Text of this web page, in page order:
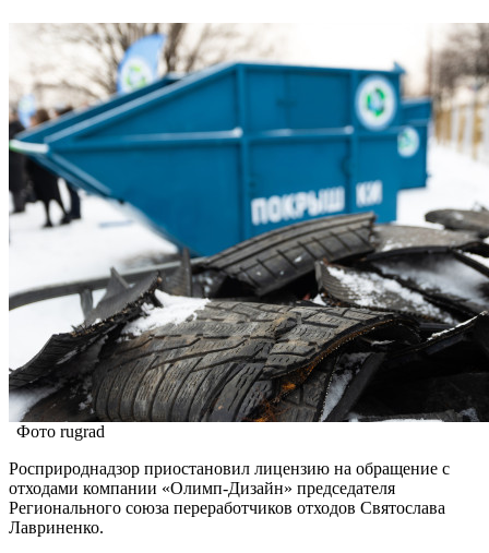
Фото rugrad
Росприроднадзор приостановил лицензию на обращение с
отходами компании «Олимп-Дизайн» председателя
Регионального союза переработчиков отходов Святослава
Лавриненко.